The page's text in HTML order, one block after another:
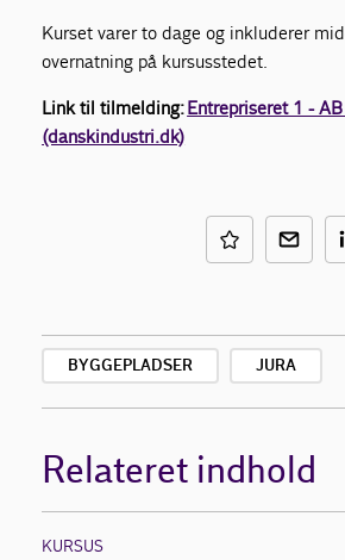
Kurset varer to dage og inkluderer
overnatning på kursusstedet.
Link til tilmelding:Entrepriseret 1 -
(danskindustri.dk)
BYGGEPLADSER JURA
Relateret indhold
KURSUS